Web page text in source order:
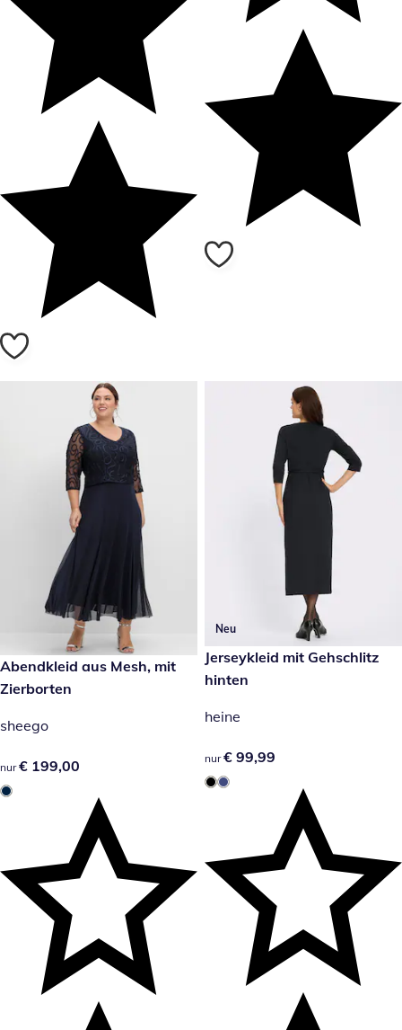
€ 199,00
Abendkleid aus Mesh, mit
Zierborten
sheego
€ 199,00
nur € 199,00
Neu
€ 99,99
Jerseykleid mit Gehschlitz
hinten
heine
€ 99,99
nur € 99,99